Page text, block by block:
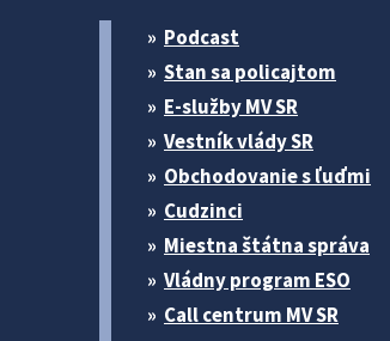
Podcast
Stan sa policajtom
E-služby MV SR
Vestník vlády SR
Obchodovanie s ľuďmi
Cudzinci
Miestna štátna správa
Vládny program ESO
Call centrum MV SR